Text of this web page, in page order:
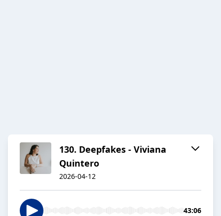
130. Deepfakes - Viviana
Quintero
2026-04-12
43:06